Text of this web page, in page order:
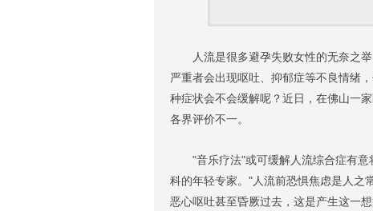
人流是很多避孕失败女性的无奈之举
严重者会出现呕吐、抑郁症等不良情绪
种症状会不会缓解呢？近日，在佛山一
各界评价不一。
"音乐疗法"或可缓解人流综合症有意
科的年轻专家。"人流前恐惧焦虑是人之
恶心呕吐甚至昏厥过去，这是产生这一